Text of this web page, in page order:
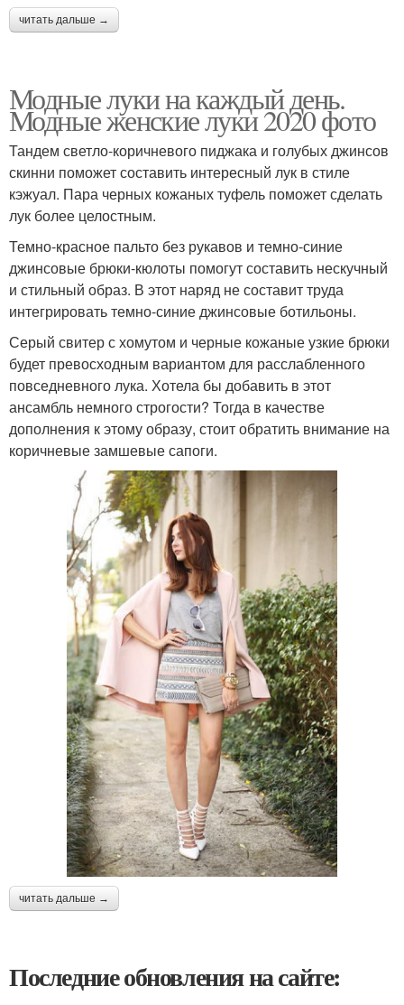
читать дальше →
Модные луки на каждый день.
Модные женские луки 2020 фото
Тандем светло-коричневого пиджака и голубых джинсов
скинни поможет составить интересный лук в стиле
кэжуал. Пара черных кожаных туфель поможет сделать
лук более целостным.
Темно-красное пальто без рукавов и темно-синие
джинсовые брюки-кюлоты помогут составить нескучный
и стильный образ. В этот наряд не составит труда
интегрировать темно-синие джинсовые ботильоны.
Серый свитер с хомутом и черные кожаные узкие брюки
будет превосходным вариантом для расслабленного
повседневного лука. Хотела бы добавить в этот
ансамбль немного строгости? Тогда в качестве
дополнения к этому образу, стоит обратить внимание на
коричневые замшевые сапоги.
читать дальше →
Последние обновления на сайте: